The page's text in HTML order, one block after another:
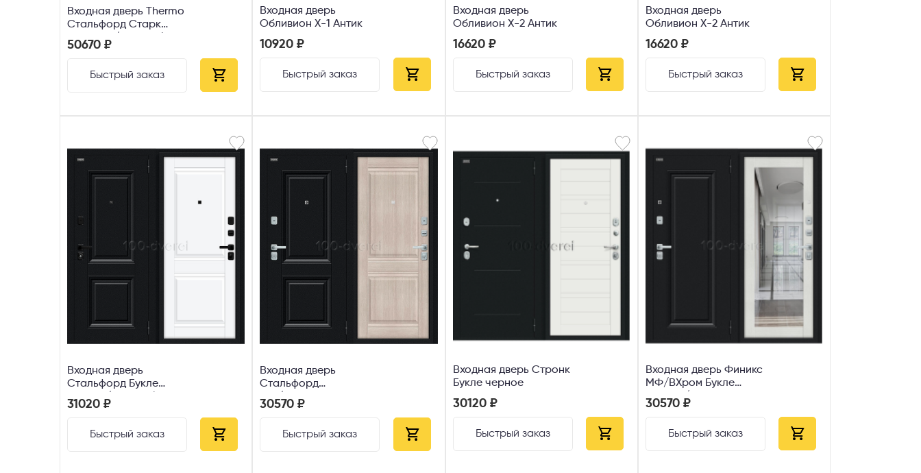
Входная дверь Thermo
Стальфорд Старк
шоколад/White Silk
50670 ₽
Быстрый заказ
Входная дверь
Обливион X-1 Антик
10920 ₽
Быстрый заказ
Входная дверь
Обливион X-2 Антик
16620 ₽
Быстрый заказ
Входная дверь
Обливион X-2 Антик
16620 ₽
Быстрый заказ
Входная дверь
Стальфорд Букле
черное/White Silk
31020 ₽
Быстрый заказ
Входная дверь
Стальфорд
МФ/BChrome
Cappuccino Melinga
30570 ₽
Быстрый заказ
Входная дверь Стронк
Букле черное
30120 ₽
Быстрый заказ
Входная дверь Финикс
МФ/BХром Букле
черное/Бьянко Мелинга
30570 ₽
Быстрый заказ